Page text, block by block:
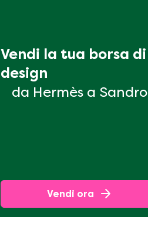
Vendi la tua borsa di
design
da Hermès a Sandro
Vendi ora